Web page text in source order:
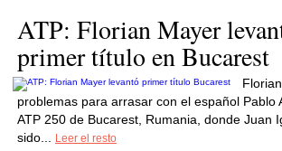
ATP: Florian Mayer
primer título en Bucarest
problemas para arrasar con el español Pablo
ATP 250 de Bucarest, Rumania, donde Juan
sido...
Leer el resto